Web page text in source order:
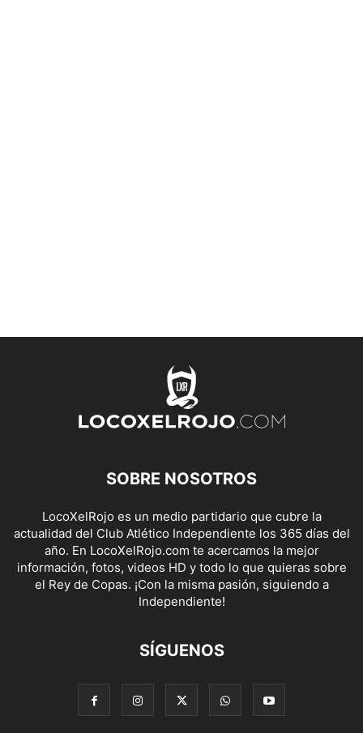
SOBRE NOSOTROS
LocoXelRojo es un medio partidario que cubre la
actualidad del Club Atlético Independiente los 365 días del
año. En LocoXelRojo.com te acercamos la mejor
información, fotos, videos HD y todo lo que quieras sobre
el Rey de Copas. ¡Con la misma pasión, siguiendo a
Independiente!
SÍGUENOS